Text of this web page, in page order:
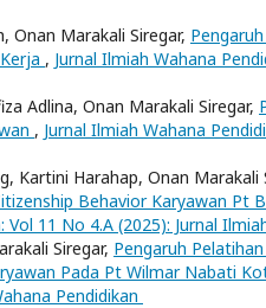
Onan Marakali Siregar,
, Jurnal Ilmiah Wahana
Adlina, Onan Marakali Siregar,
, Jurnal Ilmiah Wahana
Kartini Harahap, Onan Marakali
Behavior Karyawan Pt
Vol 11 No 4.A (2025): Jurnal
Siregar, Pengaruh
Pada Pt Wilmar Nabati
Pendidikan